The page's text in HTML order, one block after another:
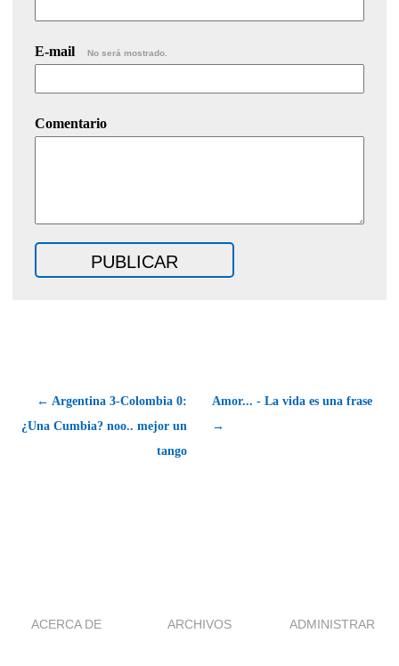
E-mail No será mostrado.
Comentario
← Argentina 3-Colombia 0:
¿Una Cumbia? noo.. mejor un
tango
Amor... - La vida es una frase
→
ACERCA DE ARCHIVOS ADMINISTRAR